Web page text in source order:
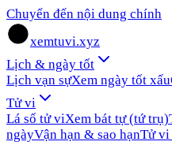
Chuyển đến nội dung chính
xemtuvi.xyz
Lịch & ngày tốt
Lịch vạn sựXem ngày tốt xấu
Tử vi
Lá số tử viXem bát tự (tứ trụ)
ngàyVận hạn & sao hạnTử vi